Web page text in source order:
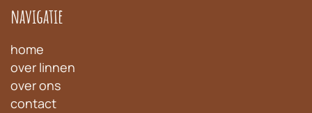
navigatie
home
over linnen
over ons
contact